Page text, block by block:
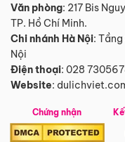
Văn phòng: 217 Bis
TP. Hồ Chí Minh.
Chi nhánh Hà Nội: Tầng
Nội
Điện thoại: 028
Website:
Chứng nhận